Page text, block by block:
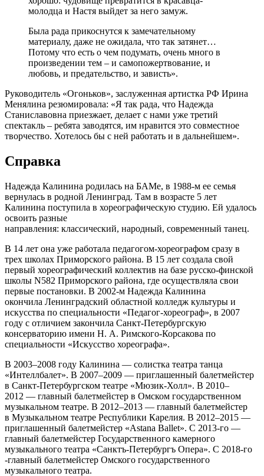
молодца и Настя выйдет за него замуж.
Была рада прикоснутся к замечательному
материалу, даже не ожидала, что так затянет…
Потому что есть о чем подумать, очень много в
произведении тем – и самопожертвование, и
любовь, и предательство, и зависть».
Руководитель «Огоньков», заслуженная артистка РФ Ирина
Менялина резюмировала: «Я так рада, что Надежда
Станиславовна приезжает, делает с нами уже третий
спектакль – ребята заводятся, им нравится это совместное
творчество. Хотелось бы с ней работать и в дальнейшем».
Справка
Надежда Калинина родилась на БАМе, в 1988-м ее семья
вернулась в родной Ленинград. Там в возрасте 5 лет
Калинина поступила в хореографическую студию. Ей удалось
освоить разные
направления: классический, народный, современный танец.
В 14 лет она уже работала педагогом-хореографом сразу в
трех школах Приморского района. В 15 лет создала свой
первый хореографический коллектив на базе русско-финской
школы N582 Приморского района, где осуществляла свои
первые постановки. В 2002-м Надежда Калинина
окончила Ленинградский областной колледж культуры и
искусства по специальности «Педагог-хореограф», в 2007
году с отличием закончила Санкт-Петербургскую
консерваторию имени Н. А. Римского-Корсакова по
специальности «Искусство хореографа».
В 2003–2008 году Калинина — солистка театра танца
«Интеллбалет». В 2007–2009 — приглашенный балетмейстер
в Санкт-Петербургском театре «Мюзик-Холл». В 2010–
2012 — главный балетмейстер в Омском государственном
музыкальном театре. В 2012–2013 — главный балетмейстер
в Музыкальном театре Республики Карелия. В 2012–2015 —
приглашенный балетмейстер «Astana Ballet». С 2013-го —
главный балетмейстер Государственного камерного
музыкального театра «Санктъ-Петербургъ Опера». С 2018-го
-главный балетмейстер Омского государственного
музыкального театра.